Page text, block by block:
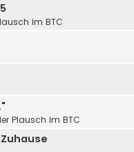
im BTC
Plausch im BTC